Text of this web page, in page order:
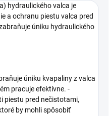
hydraulického valca je
a ochranu piestu valca pred
úniku hydraulického
úniku kvapaliny z valca
pracuje efektívne. -
piestu pred nečistotami,
by mohli spôsobiť